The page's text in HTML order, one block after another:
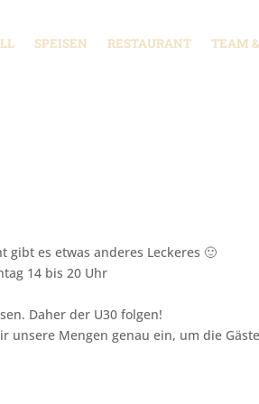
SPEISEN RESTAURANT TEAM
gibt es etwas anderes Leckeres 🙂
14 bis 20 Uhr
Daher der U30 folgen!
unsere Mengen genau ein, um die Gäste